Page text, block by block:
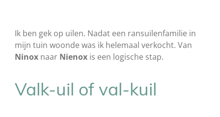
Ik ben gek op uilen. Nadat een ransuilenfamilie in
mijn tuin woonde was ik helemaal verkocht. Van
Ninox naar Nienox is een logische stap.
Valk-uil of val-kuil